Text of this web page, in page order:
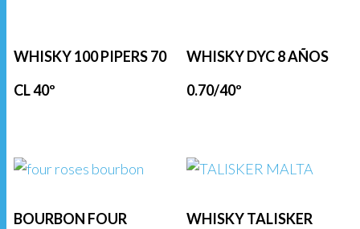
WHISKY 100 PIPERS 70
CL 40º
WHISKY DYC 8 AÑOS
0.70/40º
BOURBON FOUR
WHISKY TALISKER